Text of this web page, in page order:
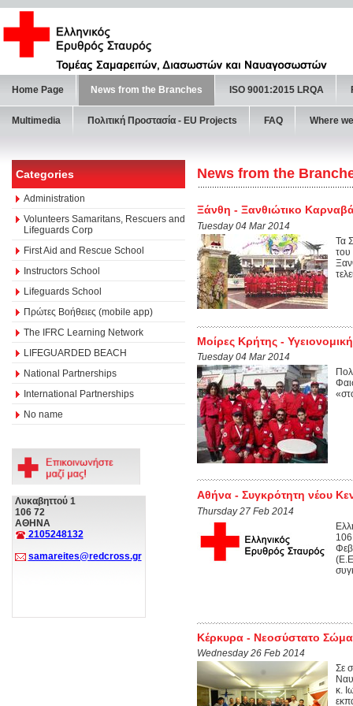
Home Page News from the Branches ISO 9001:2015 LRQA
Multimedia Πολιτική Προστασία - ΕU Projects FAQ Where
Categories
Administration
Volunteers Samaritans, Rescuers and
Lifeguards Corp
First Aid and Rescue School
Instructors School
Lifeguards School
Πρώτες Βοήθειες (mobile app)
The IFRC Learning Network
LIFEGUARDED BEACH
National Partnerships
International Partnerships
No name
Λυκαβηττού 1
106 72
ΑΘΗΝΑ
2105248132
samareites@redcross.gr
News from the
Ξάνθη - Ξανθιώτικο
Tuesday 04 Mar 2014
Τα
του
Μοίρες Κρήτης -
Tuesday 04 Mar 2014
Αθήνα - Συγκρότητη νέου
Thursday 27 Feb 2014
Κέρκυρα - Νεοσύστατο
Wednesday 26 Feb 2014
Σε
κ.